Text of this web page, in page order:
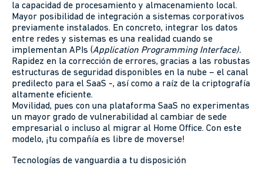
la capacidad de procesamiento y almacenamiento local.
Mayor posibilidad de integración a sistemas corporativos
previamente instalados. En concreto, integrar los datos
entre redes y sistemas es una realidad cuando se
implementan APIs (Application Programming Interface).
Rapidez en la corrección de errores, gracias a las robustas
estructuras de seguridad disponibles en la nube – el canal
predilecto para el SaaS -, así como a raíz de la criptografía
altamente eficiente.
Movilidad, pues con una plataforma SaaS no experimentas
un mayor grado de vulnerabilidad al cambiar de sede
empresarial o incluso al migrar al Home Office. Con este
modelo, ¡tu compañía es libre de moverse!
Tecnologías de vanguardia a tu disposición